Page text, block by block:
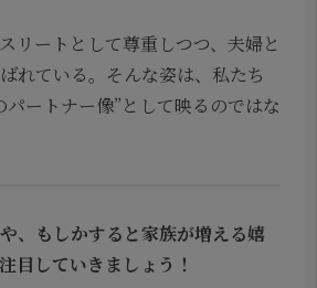
リートとして尊重しつつ、夫婦と
れている。そんな姿は、私たち
パートナー像”として映るのではな
、もしかすると家族が増える嬉
目していきましょう！